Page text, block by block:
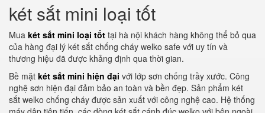
két sắt mini loại tốt
Mua két sắt mini loại tốt tại hà nội khách hàng không thể bỏ qua
của hàng đại lý két sắt chống cháy welko safe với uy tín và
thương hiệu đã được khảng định qua thời gian.
Bề mặt két sắt mini hiện đại với lớp sơn chống trầy xước. Công
nghệ sơn hiện đại đảm bảo an toàn và bền đẹp. Sản phẩm két
sắt welko chống cháy được sản xuất với công nghệ cao. Hệ thống